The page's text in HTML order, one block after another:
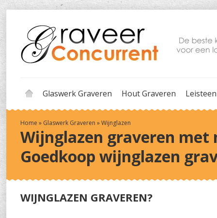
Glaswerk Graveren Hout Graveren
Home » Glaswerk Graveren »Wijnglazen
Wijnglazen graveren met
Goedkoop wijnglazen
WIJNGLAZEN GRAVEREN?